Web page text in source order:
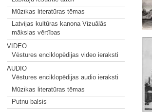
Mūzikas literatūras tēmas
Latvijas kultūras kanona Vizuālās
mākslas vērtības
VIDEO
Vēstures enciklopēdijas video ieraksti
AUDIO
Vēstures enciklopēdijas audio ieraksti
Mūzikas literatūras tēmas
Putnu balsis